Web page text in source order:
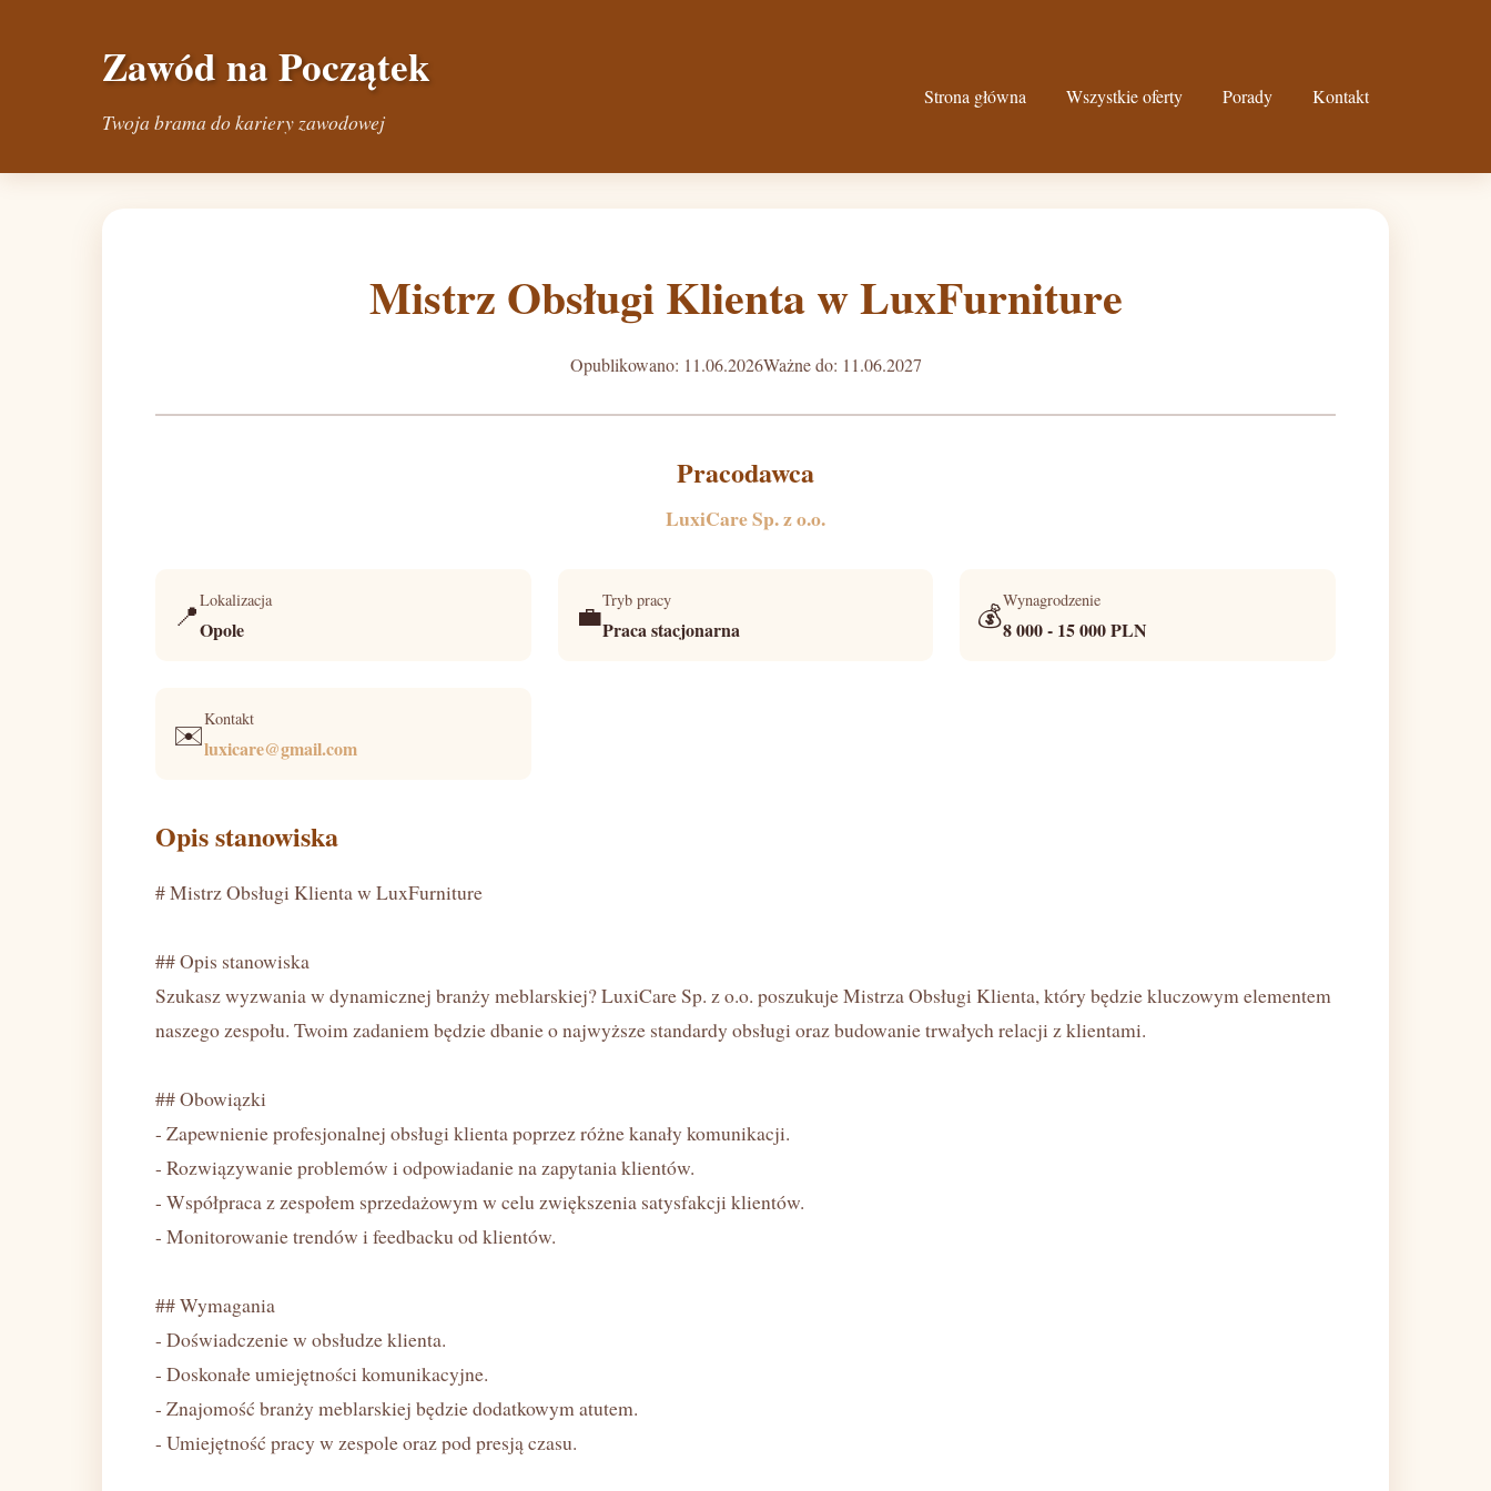
Zawód na Początek
Twoja brama do kariery zawodowej
Strona główna Wszystkie oferty Porady Kontakt
Mistrz Obsługi Klienta w LuxFurniture
Opublikowano: 11.06.2026Ważne do: 11.06.2027
Pracodawca
LuxiCare Sp. z o.o.
📍Lokalizacja
Opole 💼Tryb pracy
Praca stacjonarna 💰Wynagrodzenie
8 000 - 15 000 PLN
✉️Kontakt
luxicare@gmail.com
Opis stanowiska
# Mistrz Obsługi Klienta w LuxFurniture
## Opis stanowiska
Szukasz wyzwania w dynamicznej branży meblarskiej? LuxiCare Sp. z o.o. poszukuje Mistrza Obsługi Klienta, który będzie kluczowym elementem
naszego zespołu. Twoim zadaniem będzie dbanie o najwyższe standardy obsługi oraz budowanie trwałych relacji z klientami.
## Obowiązki
- Zapewnienie profesjonalnej obsługi klienta poprzez różne kanały komunikacji.
- Rozwiązywanie problemów i odpowiadanie na zapytania klientów.
- Współpraca z zespołem sprzedażowym w celu zwiększenia satysfakcji klientów.
- Monitorowanie trendów i feedbacku od klientów.
## Wymagania
- Doświadczenie w obsłudze klienta.
- Doskonałe umiejętności komunikacyjne.
- Znajomość branży meblarskiej będzie dodatkowym atutem.
- Umiejętność pracy w zespole oraz pod presją czasu.